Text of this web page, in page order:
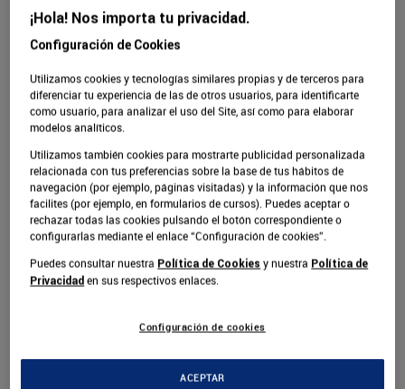
Por esta razón, una de las mayores preocupaciones de
empresarios y emprendedores es cómo llegar a los
clientes, es decir, cómo elaborar acciones eficientes y
efectivas para lograr sus objetivos comerciales.
En este contexto, internet cambió las reglas del juego,
todo gracias al
, una herramienta
clave para los negocios de todos los sectores y
tamaños.
¿Qué es y para qué sirve el
marketing digital?
marketing digital
consiste en una estrategia que
efectiva utilizando los medios que ofrece la virtualidad.
¡Hola! Nos importa tu privacidad.
Configuración de Cookies
Utilizamos cookies y tecnologías similares propias y de terceros para
diferenciar tu experiencia de las de otros usuarios, para identificarte
como usuario, para analizar el uso del Site, así como para elaborar
modelos analíticos.
Utilizamos también cookies para mostrarte publicidad personalizada
relacionada con tus preferencias sobre la base de tus hábitos de
navegación (por ejemplo, páginas visitadas) y la información que nos
facilites (por ejemplo, en formularios de cursos). Puedes aceptar o
rechazar todas las cookies pulsando el botón correspondiente o
configurarlas mediante el enlace “Configuración de cookies”.
Puedes consultar nuestra Política de Cookies y nuestra Política de
Privacidad en sus respectivos enlaces.
Configuración de cookies
ACEPTAR